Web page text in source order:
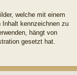
welche mit einem
Inhalt kennzeichnen zu
hängt von
gesetzt hat.